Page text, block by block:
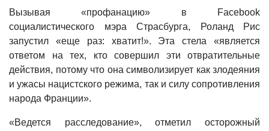
Вызывая «профанацию» в Facebook
социалистического мэра Страсбурга, Роланд Рис
запустил «еще раз: хватит!». Эта стела «является
ответом на тех, кто совершил эти отвратительные
действия, потому что она символизирует как злодеяния
и ужасы нацистского режима, так и силу сопротивления
народа Франции».
«Ведется расследование», отметил осторожный